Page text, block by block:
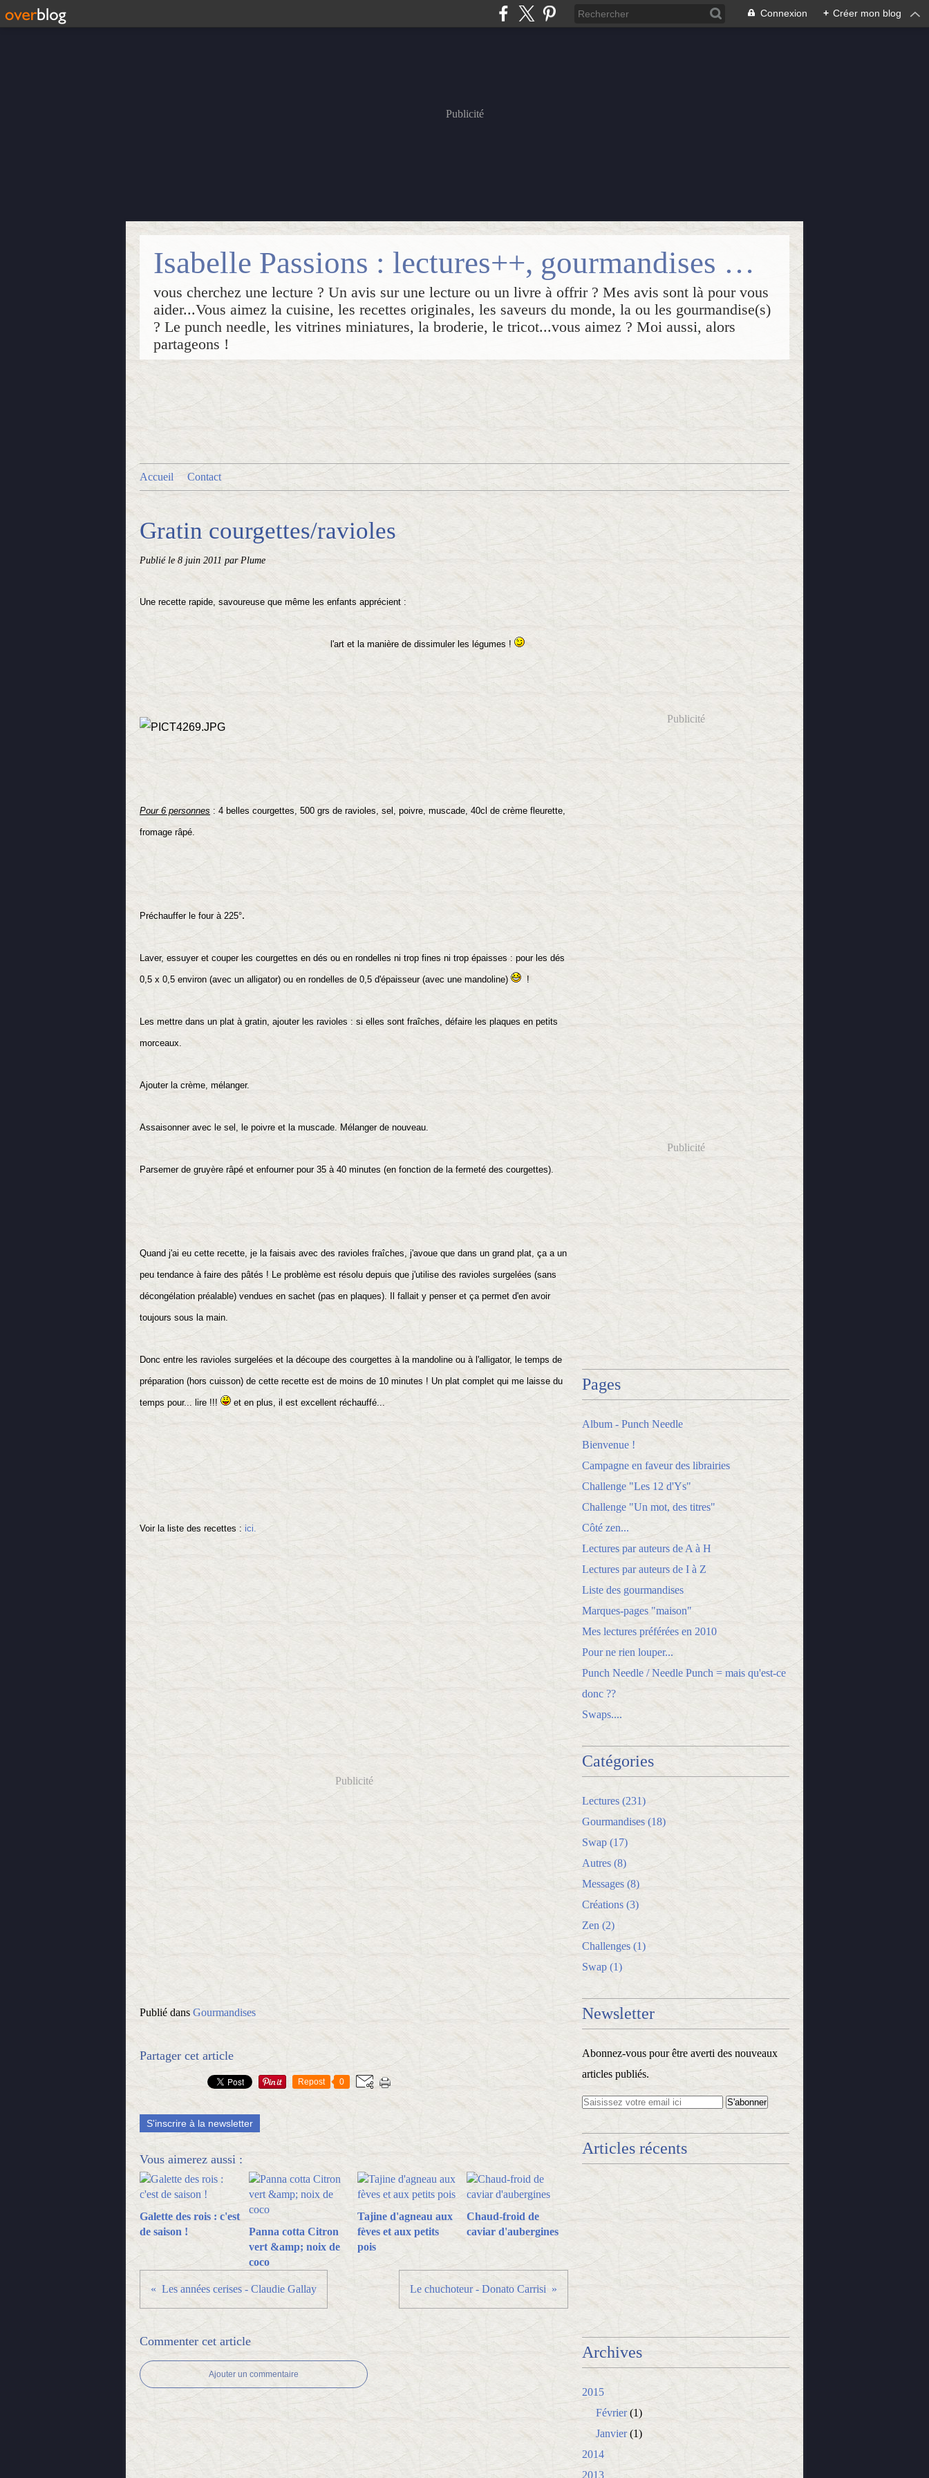
Connexion + Créer mon blog
Publicité
Isabelle Passions : lectures++, gourmandises & créations
vous cherchez une lecture ? Un avis sur une lecture ou un livre à offrir ? Mes avis sont là pour vous
aider...Vous aimez la cuisine, les recettes originales, les saveurs du monde, la ou les gourmandise(s)
? Le punch needle, les vitrines miniatures, la broderie, le tricot...vous aimez ? Moi aussi, alors
partageons !
Accueil Contact
Gratin courgettes/ravioles
Publié le 8 juin 2011 par Plume
Une recette rapide, savoureuse que même les enfants apprécient :
l'art et la manière de dissimuler les légumes !
Pour 6 personnes : 4 belles courgettes, 500 grs de ravioles, sel, poivre, muscade, 40cl de crème fleurette,
fromage râpé.
Préchauffer le four à 225°.
Laver, essuyer et couper les courgettes en dés ou en rondelles ni trop fines ni trop épaisses : pour les dés
0,5 x 0,5 environ (avec un alligator) ou en rondelles de 0,5 d'épaisseur (avec une mandoline) !
Les mettre dans un plat à gratin, ajouter les ravioles : si elles sont fraîches, défaire les plaques en petits
morceaux.
Ajouter la crème, mélanger.
Assaisonner avec le sel, le poivre et la muscade. Mélanger de nouveau.
Parsemer de gruyère râpé et enfourner pour 35 à 40 minutes (en fonction de la fermeté des courgettes).
Quand j'ai eu cette recette, je la faisais avec des ravioles fraîches, j'avoue que dans un grand plat, ça a un
peu tendance à faire des pâtés ! Le problème est résolu depuis que j'utilise des ravioles surgelées (sans
décongélation préalable) vendues en sachet (pas en plaques). Il fallait y penser et ça permet d'en avoir
toujours sous la main.
Donc entre les ravioles surgelées et la découpe des courgettes à la mandoline ou à l'alligator, le temps de
préparation (hors cuisson) de cette recette est de moins de 10 minutes ! Un plat complet qui me laisse du
temps pour... lire !!! et en plus, il est excellent réchauffé...
Voir la liste des recettes : ici.
Publicité
Publié dans Gourmandises
Partager cet article
Repost 0
S'inscrire à la newsletter
Vous aimerez aussi :
Galette des rois : c'est
de saison !
Panna cotta Citron
vert &amp; noix de
coco
Tajine d'agneau aux
fèves et aux petits
pois
Chaud-froid de
caviar d'aubergines
Les années cerises - Claudie Gallay Le chuchoteur - Donato Carrisi
Commenter cet article
Ajouter un commentaire
Publicité
Publicité
Pages
Album - Punch Needle
Bienvenue !
Campagne en faveur des librairies
Challenge "Les 12 d'Ys"
Challenge "Un mot, des titres"
Côté zen...
Lectures par auteurs de A à H
Lectures par auteurs de I à Z
Liste des gourmandises
Marques-pages "maison"
Mes lectures préférées en 2010
Pour ne rien louper...
Punch Needle / Needle Punch = mais qu'est-ce
donc ??
Swaps....
Catégories
Lectures (231)
Gourmandises (18)
Swap (17)
Autres (8)
Messages (8)
Créations (3)
Zen (2)
Challenges (1)
Swap (1)
Newsletter
Abonnez-vous pour être averti des nouveaux
articles publiés.
Articles récents
Archives
2015
Février(1)
Janvier(1)
2014
2013